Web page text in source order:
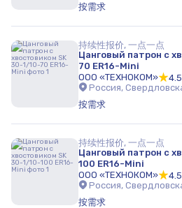
按需求
持续性报价, 一点一点
Цанговый патрон с
70 ER16-Mini
ООО «ТЕХНОКОМ»
4.5
Россия,
按需求
持续性报价, 一点一点
Цанговый патрон с
100 ER16-Mini
ООО «ТЕХНОКОМ»
4.5
Россия,
按需求